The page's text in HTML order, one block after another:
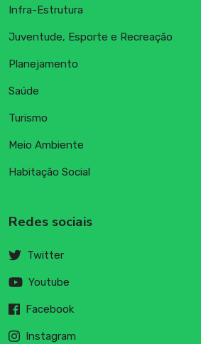
Infra-Estrutura
Juventude, Esporte e Recreação
Planejamento
Saúde
Turismo
Meio Ambiente
Habitação Social
Redes sociais
Twitter
Youtube
Facebook
Instagram